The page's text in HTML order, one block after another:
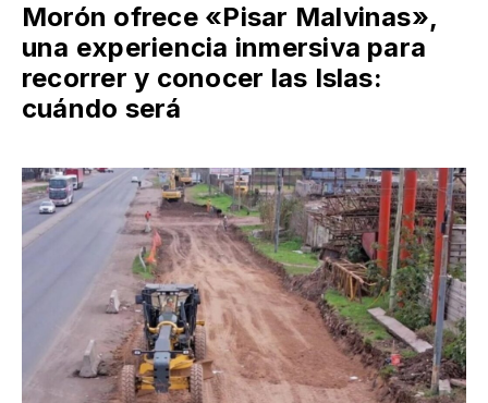
Morón ofrece «Pisar Malvinas»,
una experiencia inmersiva para
recorrer y conocer las Islas:
cuándo será